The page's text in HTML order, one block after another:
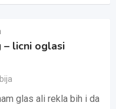
– licni oglasi
glas ali rekla bih i da